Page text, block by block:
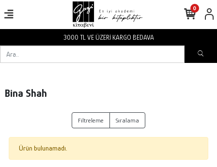
3000 TL VE ÜZERİ KARGO BEDAVA
0
Bina Shah
Filtreleme Sıralama
Ürün bulunamadı.